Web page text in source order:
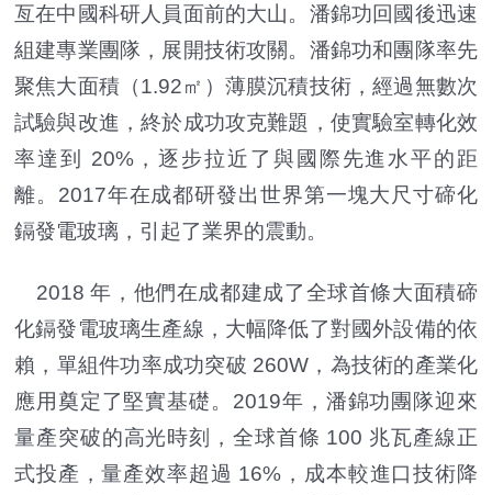
亙在中國科研人員面前的大山。潘錦功回國後迅速
組建專業團隊，展開技術攻關。潘錦功和團隊率先
聚焦大面積（1.92㎡）薄膜沉積技術，經過無數次
試驗與改進，終於成功攻克難題，使實驗室轉化效
率達到 20%，逐步拉近了與國際先進水平的距
離。2017年在成都研發出世界第一塊大尺寸碲化
鎘發電玻璃，引起了業界的震動。
2018 年，他們在成都建成了全球首條大面積碲
化鎘發電玻璃生產線，大幅降低了對國外設備的依
賴，單組件功率成功突破 260W，為技術的產業化
應用奠定了堅實基礎。2019年，潘錦功團隊迎來
量產突破的高光時刻，全球首條 100 兆瓦產線正
式投產，量產效率超過 16%，成本較進口技術降